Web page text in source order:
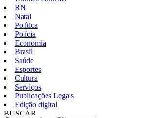
RN
Natal
Política
Polícia
Economia
Brasil
Saúde
Esportes
Cultura
Serviços
Publicações Legais
Edição digital
BUSCAR